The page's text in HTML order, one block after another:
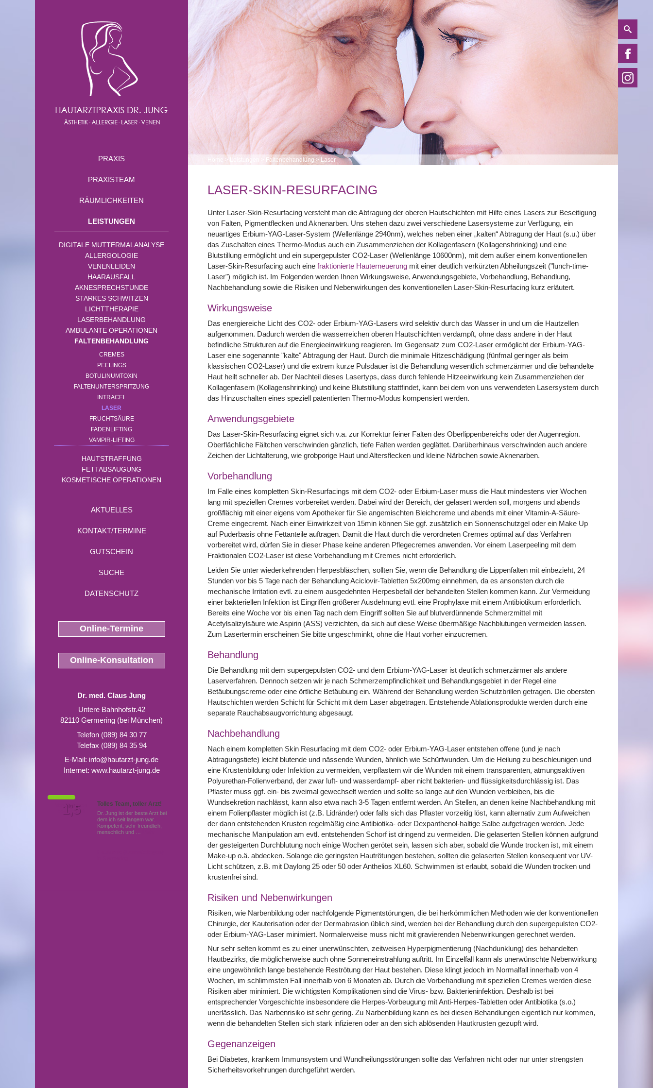
PRAXIS
PRAXISTEAM
RÄUMLICHKEITEN
LEISTUNGEN
DIGITALE MUTTERMALANALYSE
ALLERGOLOGIE
VENENLEIDEN
HAARAUSFALL
AKNESPRECHSTUNDE
STARKES SCHWITZEN
LICHTTHERAPIE
LASERBEHANDLUNG
AMBULANTE OPERATIONEN
FALTENBEHANDLUNG
CREMES
PEELINGS
BOTULINUMTOXIN
FALTENUNTERSPRITZUNG
INTRACEL
LASER
FRUCHTSÄURE
FADENLIFTING
VAMPIR-LIFTING
HAUTSTRAFFUNG
FETTABSAUGUNG
KOSMETISCHE OPERATIONEN
AKTUELLES
KONTAKT/TERMINE
GUTSCHEIN
SUCHE
DATENSCHUTZ
Online-Termine
Online-Konsultation
Dr. med. Claus Jung
Untere Bahnhofstr.42
82110 Germering (bei München)
Telefon (089) 84 30 77
Telefax (089) 84 35 94
E-Mail: info@hautarzt-jung.de
Internet: www.hautarzt-jung.de
Tolles Team, toller Arzt!
Dr. Jung ist der beste Arzt bei
dem ich seit langem war.
Kompetent, sehr freundlich,
menschlich und …
Von Patienten
bewertet mit
Note
1,5
> Leistungen Faltenbehandlung> Laser
LASER-SKIN-RESURFACING
Unter Laser-Skin-Resurfacing versteht man die Abtragung der oberen Hautschichten mit Hilfe eines Lasers zur Beseitigung
von Falten, Pigmentflecken und Aknenarben. Uns stehen dazu zwei verschiedene Lasersysteme zur Verfügung, ein
neuartiges Erbium-YAG-Laser-System (Wellenlänge 2940nm), welches neben einer „kalten“ Abtragung der Haut (s.u.) über
das Zuschalten eines Thermo-Modus auch ein Zusammenziehen der Kollagenfasern (Kollagenshrinking) und eine
Blutstillung ermöglicht und ein supergepulster CO2-Laser (Wellenlänge 10600nm), mit dem außer einem konventionellen
Laser-Skin-Resurfacing auch eine fraktionierte Hauterneuerung mit einer deutlich verkürzten Abheilungszeit ("lunch-time-
Laser") möglich ist. Im Folgenden werden Ihnen Wirkungsweise, Anwendungsgebiete, Vorbehandlung, Behandlung,
Nachbehandlung sowie die Risiken und Nebenwirkungen des konventionellen Laser-Skin-Resurfacing kurz erläutert.
Wirkungsweise
Das energiereiche Licht des CO2- oder Erbium-YAG-Lasers wird selektiv durch das Wasser in und um die Hautzellen
aufgenommen. Dadurch werden die wasserreichen oberen Hautschichten verdampft, ohne dass andere in der Haut
befindliche Strukturen auf die Energieeinwirkung reagieren. Im Gegensatz zum CO2-Laser ermöglicht der Erbium-YAG-
Laser eine sogenannte "kalte" Abtragung der Haut. Durch die minimale Hitzeschädigung (fünfmal geringer als beim
klassischen CO2-Laser) und die extrem kurze Pulsdauer ist die Behandlung wesentlich schmerzärmer und die behandelte
Haut heilt schneller ab. Der Nachteil dieses Lasertyps, dass durch fehlende Hitzeeinwirkung kein Zusammenziehen der
Kollagenfasern (Kollagenshrinking) und keine Blutstillung stattfindet, kann bei dem von uns verwendeten Lasersystem durch
das Hinzuschalten eines speziell patentierten Thermo-Modus kompensiert werden.
Anwendungsgebiete
Das Laser-Skin-Resurfacing eignet sich v.a. zur Korrektur feiner Falten des Oberlippenbereichs oder der Augenregion.
Oberflächliche Fältchen verschwinden gänzlich, tiefe Falten werden geglättet. Darüberhinaus verschwinden auch andere
Zeichen der Lichtalterung, wie grobporige Haut und Altersflecken und kleine Närbchen sowie Aknenarben.
Vorbehandlung
Im Falle eines kompletten Skin-Resurfacings mit dem CO2- oder Erbium-Laser muss die Haut mindestens vier Wochen
lang mit speziellen Cremes vorbereitet werden. Dabei wird der Bereich, der gelasert werden soll, morgens und abends
großflächig mit einer eigens vom Apotheker für Sie angemischten Bleichcreme und abends mit einer Vitamin-A-Säure-
Creme eingecremt. Nach einer Einwirkzeit von 15min können Sie ggf. zusätzlich ein Sonnenschutzgel oder ein Make Up
auf Puderbasis ohne Fettanteile auftragen. Damit die Haut durch die verordneten Cremes optimal auf das Verfahren
vorbereitet wird, dürfen Sie in dieser Phase keine anderen Pflegecremes anwenden. Vor einem Laserpeeling mit dem
Fraktionalen CO2-Laser ist diese Vorbehandlung mit Cremes nicht erforderlich.
Leiden Sie unter wiederkehrenden Herpesbläschen, sollten Sie, wenn die Behandlung die Lippenfalten mit einbezieht, 24
Stunden vor bis 5 Tage nach der Behandlung Aciclovir-Tabletten 5x200mg einnehmen, da es ansonsten durch die
mechanische Irritation evtl. zu einem ausgedehnten Herpesbefall der behandelten Stellen kommen kann. Zur Vermeidung
einer bakteriellen Infektion ist Eingriffen größerer Ausdehnung evtl. eine Prophylaxe mit einem Antibiotikum erforderlich.
Bereits eine Woche vor bis einen Tag nach dem Eingriff sollten Sie auf blutverdünnende Schmerzmittel mit
Acetylsalizylsäure wie Aspirin (ASS) verzichten, da sich auf diese Weise übermäßige Nachblutungen vermeiden lassen.
Zum Lasertermin erscheinen Sie bitte ungeschminkt, ohne die Haut vorher einzucremen.
Behandlung
Die Behandlung mit dem supergepulsten CO2- und dem Erbium-YAG-Laser ist deutlich schmerzärmer als andere
Laserverfahren. Dennoch setzen wir je nach Schmerzempfindlichkeit und Behandlungsgebiet in der Regel eine
Betäubungscreme oder eine örtliche Betäubung ein. Während der Behandlung werden Schutzbrillen getragen. Die obersten
Hautschichten werden Schicht für Schicht mit dem Laser abgetragen. Entstehende Ablationsprodukte werden durch eine
separate Rauchabsaugvorrichtung abgesaugt.
Nachbehandlung
Nach einem kompletten Skin Resurfacing mit dem CO2- oder Erbium-YAG-Laser entstehen offene (und je nach
Abtragungstiefe) leicht blutende und nässende Wunden, ähnlich wie Schürfwunden. Um die Heilung zu beschleunigen und
eine Krustenbildung oder Infektion zu vermeiden, verpflastern wir die Wunden mit einem transparenten, atmungsaktiven
Polyurethan-Folienverband, der zwar luft- und wasserdampf- aber nicht bakterien- und flüssigkeitsdurchlässig ist. Das
Pflaster muss ggf. ein- bis zweimal gewechselt werden und sollte so lange auf den Wunden verbleiben, bis die
Wundsekretion nachlässt, kann also etwa nach 3-5 Tagen entfernt werden. An Stellen, an denen keine Nachbehandlung mit
einem Folienpflaster möglich ist (z.B. Lidränder) oder falls sich das Pflaster vorzeitig löst, kann alternativ zum Aufweichen
der dann entstehenden Krusten regelmäßig eine Antibiotika- oder Dexpanthenol-haltige Salbe aufgetragen werden. Jede
mechanische Manipulation am evtl. entstehenden Schorf ist dringend zu vermeiden. Die gelaserten Stellen können aufgrund
der gesteigerten Durchblutung noch einige Wochen gerötet sein, lassen sich aber, sobald die Wunde trocken ist, mit einem
Make-up o.ä. abdecken. Solange die geringsten Hautrötungen bestehen, sollten die gelaserten Stellen konsequent vor UV-
Licht schützen, z.B. mit Daylong 25 oder 50 oder Anthelios XL60. Schwimmen ist erlaubt, sobald die Wunden trocken und
krustenfrei sind.
Risiken und Nebenwirkungen
Risiken, wie Narbenbildung oder nachfolgende Pigmentstörungen, die bei herkömmlichen Methoden wie der konventionellen
Chirurgie, der Kauterisation oder der Dermabrasion üblich sind, werden bei der Behandlung durch den supergepulsten CO2-
oder Erbium-YAG-Laser minimiert. Normalerweise muss nicht mit gravierenden Nebenwirkungen gerechnet werden.
Nur sehr selten kommt es zu einer unerwünschten, zeitweisen Hyperpigmentierung (Nachdunklung) des behandelten
Hautbezirks, die möglicherweise auch ohne Sonneneinstrahlung auftritt. Im Einzelfall kann als unerwünschte Nebenwirkung
eine ungewöhnlich lange bestehende Reströtung der Haut bestehen. Diese klingt jedoch im Normalfall innerhalb von 4
Wochen, im schlimmsten Fall innerhalb von 6 Monaten ab. Durch die Vorbehandlung mit speziellen Cremes werden diese
Risiken aber minimiert. Die wichtigsten Komplikationen sind die Virus- bzw. Bakterieninfektion. Deshalb ist bei
entsprechender Vorgeschichte insbesondere die Herpes-Vorbeugung mit Anti-Herpes-Tabletten oder Antibiotika (s.o.)
unerlässlich. Das Narbenrisiko ist sehr gering. Zu Narbenbildung kann es bei diesen Behandlungen eigentlich nur kommen,
wenn die behandelten Stellen sich stark infizieren oder an den sich ablösenden Hautkrusten gezupft wird.
Gegenanzeigen
Bei Diabetes, krankem Immunsystem und Wundheilungsstörungen sollte das Verfahren nicht oder nur unter strengsten
Sicherheitsvorkehrungen durchgeführt werden.